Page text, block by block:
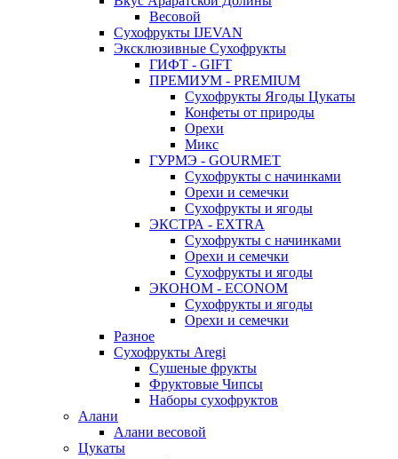
Весовой
Сухофрукты IJEVAN
Эксклюзивные Сухофрукты
ГИФТ - GIFT
ПРЕМИУМ - PREMIUM
Сухофрукты Ягоды Цукаты
Конфеты от природы
Орехи
Микс
ГУРМЭ - GOURMET
Сухофрукты с начинками
Орехи и семечки
Сухофрукты и ягоды
ЭКСТРА - EXTRA
Сухофрукты с начинками
Орехи и семечки
Сухофрукты и ягоды
ЭКОНОМ - ECONOM
Сухофрукты и ягоды
Орехи и семечки
Разное
Сухофрукты Aregi
Сушеные фрукты
Фруктовые Чипсы
Наборы сухофруктов
Алани
Алани весовой
Цукаты